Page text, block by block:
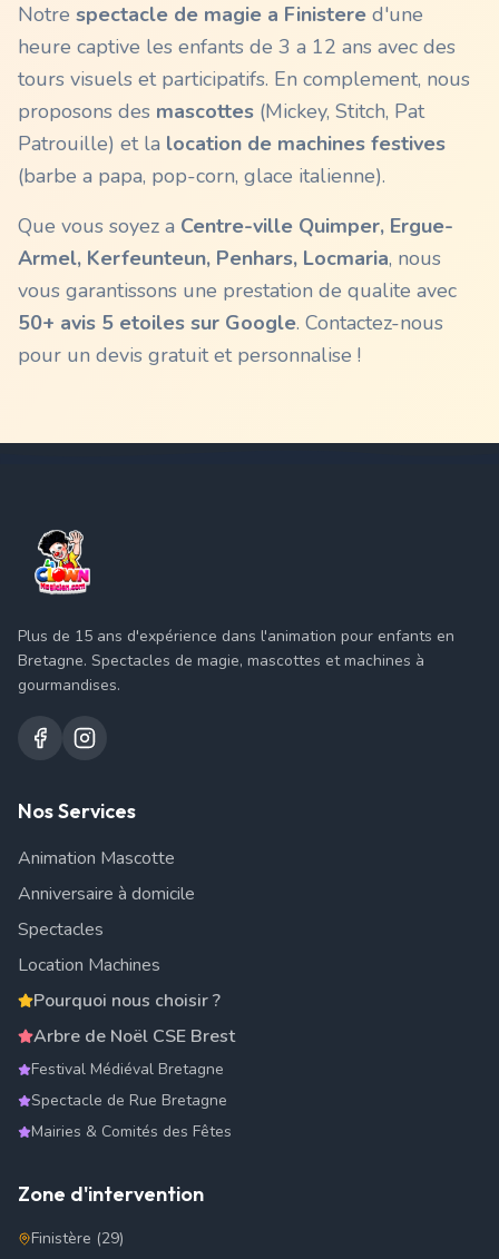
Notre spectacle de magie a Finistere d'une
heure captive les enfants de 3 a 12 ans avec des
tours visuels et participatifs. En complement, nous
proposons des mascottes (Mickey, Stitch, Pat
Patrouille) et la location de machines festives
(barbe a papa, pop-corn, glace italienne).
Que vous soyez a Centre-ville Quimper, Ergue-
Armel, Kerfeunteun, Penhars, Locmaria, nous
vous garantissons une prestation de qualite avec
50+ avis 5 etoiles sur Google. Contactez-nous
pour un devis gratuit et personnalise !
Plus de 15 ans d'expérience dans l'animation pour enfants en
Bretagne. Spectacles de magie, mascottes et machines à
gourmandises.
Nos Services
Animation Mascotte
Anniversaire à domicile
Spectacles
Location Machines
Pourquoi nous choisir ?
Arbre de Noël CSE Brest
Festival Médiéval Bretagne
Spectacle de Rue Bretagne
Mairies & Comités des Fêtes
Zone d'intervention
Finistère (29)